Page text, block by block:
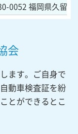
0052 福岡県久留
会
ます。ご自身で
動車検査証を紛
とができるとこ